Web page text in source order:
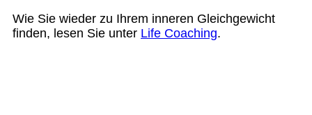
Wie Sie wieder zu Ihrem inneren Gleichgewicht
finden, lesen Sie unter Life Coaching.